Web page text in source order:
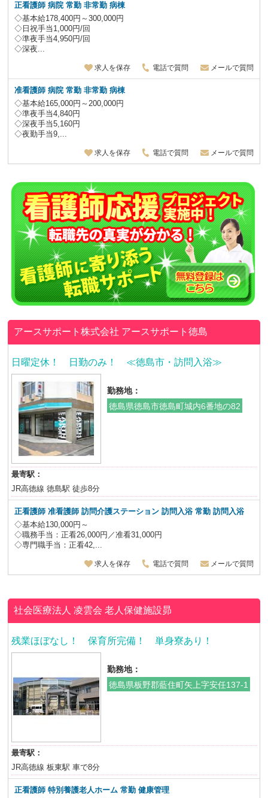
正看護師 病院 常勤 非常勤 病棟
◇基本給178,400円～300,000円
◇日祝手当1,000円/回
◇準夜手当4,950円/回
◇深夜...
求人を保存 電話で質問 メールで質問
准看護師 病院 常勤 非常勤 病棟
◇基本給165,000円～200,000円
◇準夜手当4,840円
◇深夜手当5,160円
◇夜勤手当9,...
求人を保存 電話で質問 メールで質問
アースサポート株式会社 アースサポート徳島
日曜定休！ 日勤のみ！ ≪徳島市・訪問入浴≫
勤務地：
徳島県徳島市徳島町城内6番地の82
最寄駅：
JR高徳線 徳島駅 徒歩8分
正看護師 准看護師 訪問介護ステーション 訪問入浴 常勤 訪問入浴
◇基本給130,000円～
◇職務手当：正看26,000円／准看31,000円
◇専門職手当：正看42,...
求人を保存 電話で質問 メールで質問
社会医療法人 凌雲会老人保健施設昴
残業ほぼなし！ 保育所完備！ 単身寮あり！
勤務地：
徳島県板野郡藍住町矢上字安任137-1
最寄駅：
JR高徳線 板東駅 車で8分
正看護師 特別養護老人ホーム常勤 健康管理